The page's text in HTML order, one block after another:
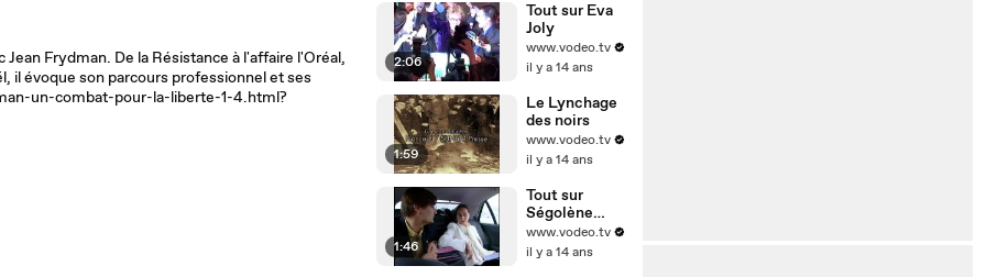
Frydman. De la Résistance à l'affaire l'Oréal,
il évoque son parcours professionnel et ses
un-combat-pour-la-liberte-1-4.html?
2:06
Tout sur Eva
Joly
www.vodeo.tv
il y a 14 ans
1:59
Le Lynchage
des noirs
www.vodeo.tv
il y a 14 ans
1:46
Tout sur
Ségolène
Royal
www.vodeo.tv
il y a 14 ans